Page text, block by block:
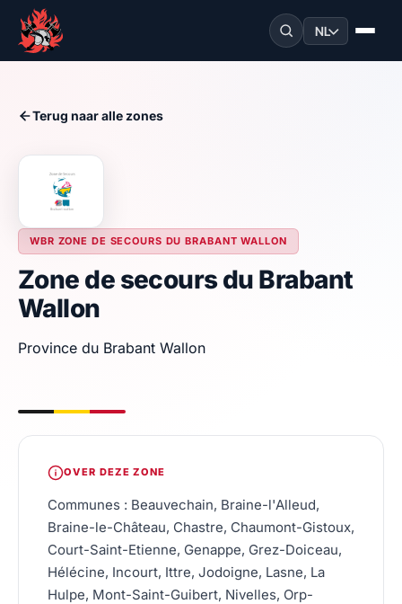
NL
Terug naar alle zones
WBR ZONE DE SECOURS DU BRABANT WALLON
Zone de secours du Brabant
Wallon
Province du Brabant Wallon
OVER DEZE ZONE
Communes : Beauvechain, Braine-l'Alleud,
Braine-le-Château, Chastre, Chaumont-Gistoux,
Court-Saint-Etienne, Genappe, Grez-Doiceau,
Hélécine, Incourt, Ittre, Jodoigne, Lasne, La
Hulpe, Mont-Saint-Guibert, Nivelles, Orp-